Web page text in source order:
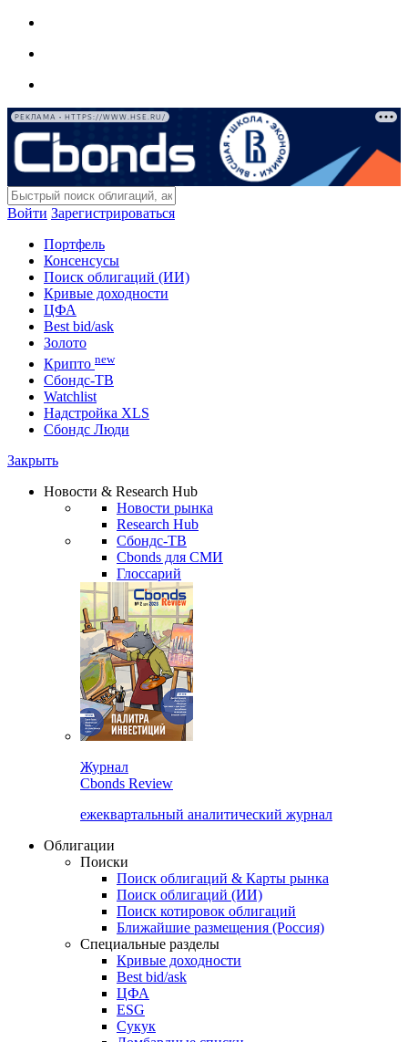
РЕКЛАМА • HTTPS://WWW.HSE.RU/
Войти Зарегистрироваться
Портфель
Консенсусы
Поиск облигаций (ИИ)
Кривые доходности
ЦФА
Best bid/ask
Золото
Крипто new
Сбондс-ТВ
Watchlist
Надстройка XLS
Сбондс Люди
Закрыть
Новости & Research Hub
Новости рынка
Research Hub
Сбондс-ТВ
Cbonds для СМИ
Глоссарий
Журнал
Cbonds Review
ежеквартальный аналитический журнал
Облигации
Поиски
Поиск облигаций & Карты рынка
Поиск облигаций (ИИ)
Поиск котировок облигаций
Ближайшие размещения (Россия)
Специальные разделы
Кривые доходности
Best bid/ask
ЦФА
ESG
Сукук